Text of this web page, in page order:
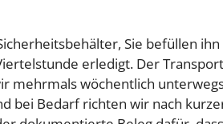
Sie befüllen
erledigt. Der
mehrmals wöchentlich
bei Bedarf richten wir nach